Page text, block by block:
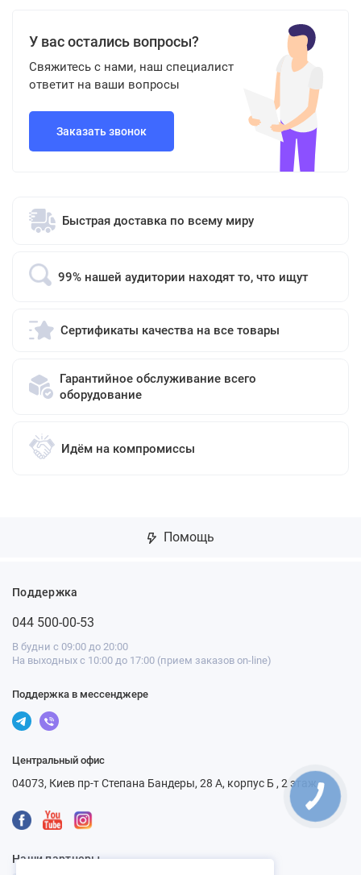
У вас остались вопросы?
Свяжитесь с нами, наш специалист
ответит на ваши вопросы
Заказать звонок
Быстрая доставка по всему миру
99% нашей аудитории находят то, что ищут
Сертификаты качества на все товары
Гарантийное обслуживание всего
оборудование
Идём на компромиссы
Помощь
Поддержка
044 500-00-53
В будни с 09:00 до 20:00
На выходных с 10:00 до 17:00 (прием заказов on-line)
Поддержка в мессенджере
Центральный офис
04073, Киев пр-т Степана Бандеры, 28 А, корпус Б , 2 этаж
Наши партнеры